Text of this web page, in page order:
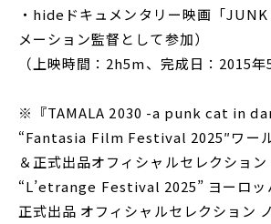
・hideドキュメンタリー映画「JUNK
メーション監督として参加）
（上映時間：2h5m、完成日：2015年
※『TAMALA 2030 -a punk cat in
“Fantasia Film Festival 2025″ワー
＆正式出品オフィシャルセレクション
“L’etrange Festival 2025” ヨーロッ
正式出品 オフィシャルセレクション